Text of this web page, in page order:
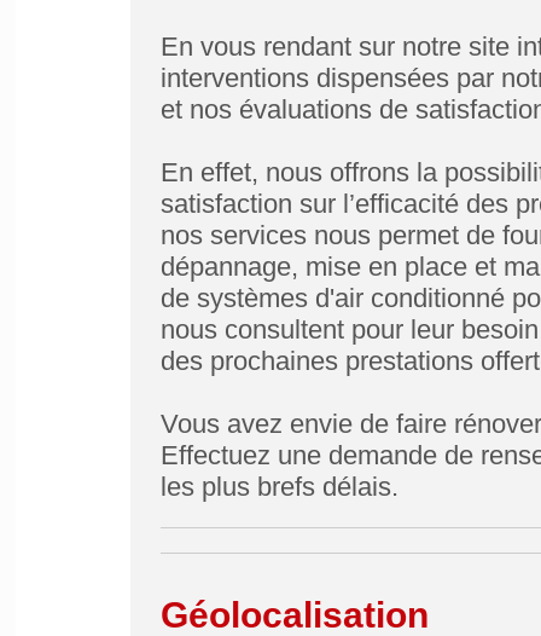
En vous rendant sur notre site
interventions dispensées par
et nos évaluations de
En effet, nous offrons la
satisfaction sur l’efficacité des
nos services nous permet de
dépannage, mise en place et
de systèmes d'air conditionné
nous consultent pour leur
des prochaines prestations
Vous avez envie de faire
Effectuez une demande de
les plus brefs délais.
Géolocalisation